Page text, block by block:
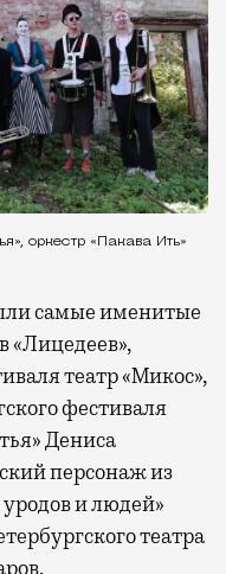
оркестр «Пакава Ить»
самые именитые
«Лицедеев»,
театр «Микос»,
фестиваля
Дениса
персонаж из
и людей»
театра